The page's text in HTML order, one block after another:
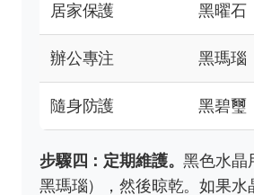
居家保護 黑曜石
辦公專注 黑瑪瑙
隨身防護 黑碧璽
步驟四：定期維護。黑色水晶
黑瑪瑙），然後晾乾。如果水